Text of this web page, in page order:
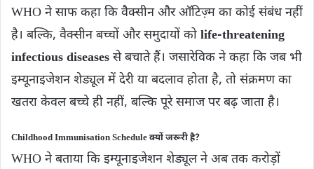
WHO ने साफ कहा कि वैक्सीन और ऑटिज़्म का कोई संबंध नहीं
है। बल्कि, वैक्सीन बच्चों और समुदायों को life-threatening
infectious diseases से बचाते हैं। जसारेविक ने कहा कि जब भी
इम्यूनाइजेशन शेड्यूल में देरी या बदलाव होता है, तो संक्रमण का
खतरा केवल बच्चे ही नहीं, बल्कि पूरे समाज पर बढ़ जाता है।
Childhood Immunisation Schedule क्यों जरूरी है?
WHO ने बताया कि इम्यूनाइजेशन शेड्यूल ने अब तक करोड़ों